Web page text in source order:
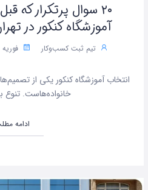
۲۰ سوال پرتکرار که
آموزشگاه کنکور در
تیم ثبت کسب‌وکار فوریه 15, 2026
انتخاب آموزشگاه کنکور یکی از
خانواده‌هاست. تنوع
ادامه